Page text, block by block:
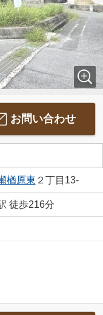
お問い合わせ
楢原東 ２丁目13-
徒歩216分